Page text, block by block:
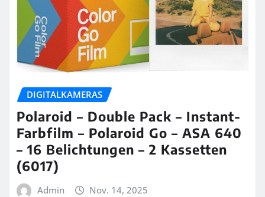
DIGITALKAMERAS
Polaroid – Double Pack – Instant-
Farbfilm – Polaroid Go – ASA 640
– 16 Belichtungen – 2 Kassetten
(6017)
Admin Nov. 14, 2025